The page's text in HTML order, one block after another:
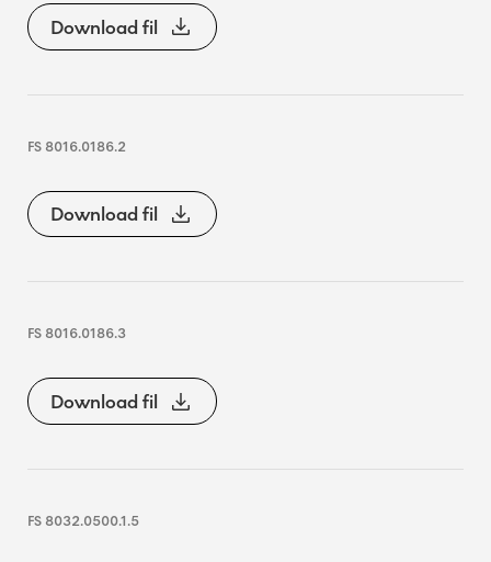
Download fil
FS 8016.0186.2
Download fil
FS 8016.0186.3
Download fil
FS 8032.0500.1.5